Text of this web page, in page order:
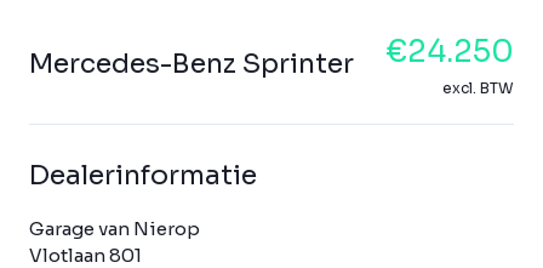
Mercedes-Benz Sprinter €24.250
excl. BTW
Dealerinformatie
Garage van Nierop
Vlotlaan 801